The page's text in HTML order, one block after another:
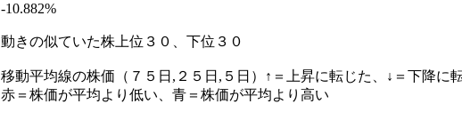
-10.882%
動きの似ていた株上位３０、下位３０
移動平均線の株価（７５日,２５日,５日）↑＝上昇に転じた、↓＝下降に
赤＝株価が平均より低い、青＝株価が平均より高い